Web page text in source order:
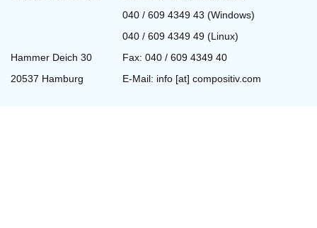
040 / 609 4349 43 (Windows)
040 / 609 4349 49 (Linux)
Hammer Deich 30
Fax: 040 / 609 4349 40
20537 Hamburg
E-Mail: info [at] compositiv.com